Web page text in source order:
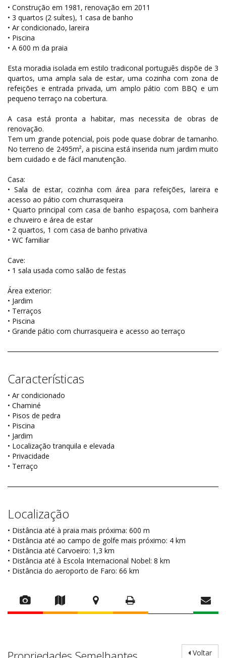
• Construção em 1981, renovação em 2011
• 3 quartos (2 suítes), 1 casa de banho
• Ar condicionado, lareira
• Piscina
• A 600 m da praia
Esta moradia isolada em estilo tradiconal português dispõe de 3
quartos, uma ampla sala de estar, uma cozinha com zona de
refeições e entrada privada, um amplo pátio com BBQ e um
pequeno terraço na cobertura.
A casa está pronta a habitar, mas necessita de obras de
renovação.
Tem um grande potencial, pois pode quase dobrar de tamanho.
No terreno de 2495m², a piscina está inserida num jardim muito
bem cuidado e de fácil manutenção.
Casa:
• Sala de estar, cozinha com área para refeições, lareira e
acesso ao pátio com churrasqueira
• Quarto principal com casa de banho espaçosa, com banheira
e chuveiro e área de estar
• 2 quartos, 1 com casa de banho privativa
• WC familiar
Cave:
• 1 sala usada como salão de festas
Área exterior:
• Jardim
• Terraços
• Piscina
• Grande pátio com churrasqueira e acesso ao terraço
Características
• Ar condicionado
• Chaminé
• Pisos de pedra
• Piscina
• Jardim
• Localização tranquila e elevada
• Privacidade
• Terraço
Localização
• Distância até à praia mais próxima: 600 m
• Distância até ao campo de golfe mais próximo: 4 km
• Distância até Carvoeiro: 1,3 km
• Distância até à Escola Internacional Nobel: 8 km
• Distância do aeroporto de Faro: 66 km
Voltar